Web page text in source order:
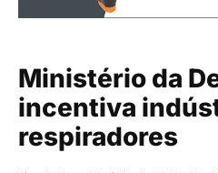
Ministério da
incentiva
respiradores